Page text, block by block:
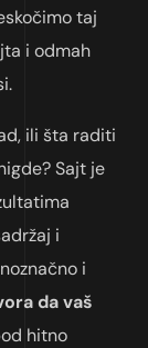
taj
i odmah
ili šta raditi
Sajt je
i
i
da vaš
hitno